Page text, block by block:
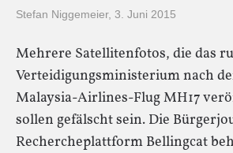
Stefan Niggemeier, 3. Juni 2015
Mehrere Satellitenfotos, die das
Verteidigungsministerium nach
Malaysia-Airlines-Flug MH17
sollen gefälscht sein. Die
Rechercheplattform Bellingcat